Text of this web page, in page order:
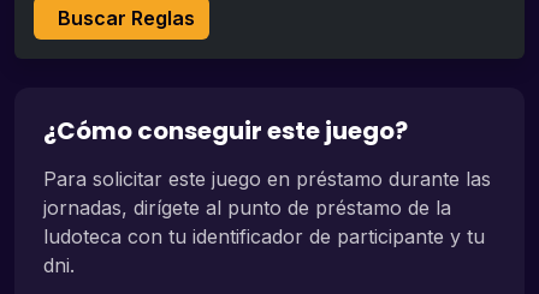
Buscar Reglas
¿Cómo conseguir este juego?
Para solicitar este juego en préstamo durante las
jornadas, dirígete al punto de préstamo de la
ludoteca con tu identificador de participante y tu
dni.